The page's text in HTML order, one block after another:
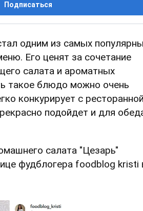
Подписаться
одним из самых
Его ценят за сочетание
салата и ароматных
такое блюдо можно очень
конкурирует с ресторанной
подойдет и для
салата "Цезарь"
фудблогера foodblog kristi